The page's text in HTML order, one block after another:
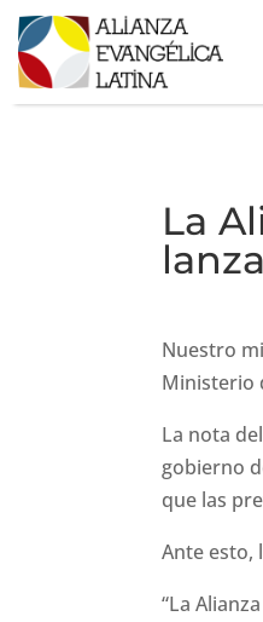
La
Nuestro
Ministerio
La nota
gobierno
que las
Ante esto,
“La